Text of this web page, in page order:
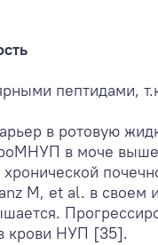
пептидами,
в ротовую
в моче
M, et al. в своем
крови НУП [35].